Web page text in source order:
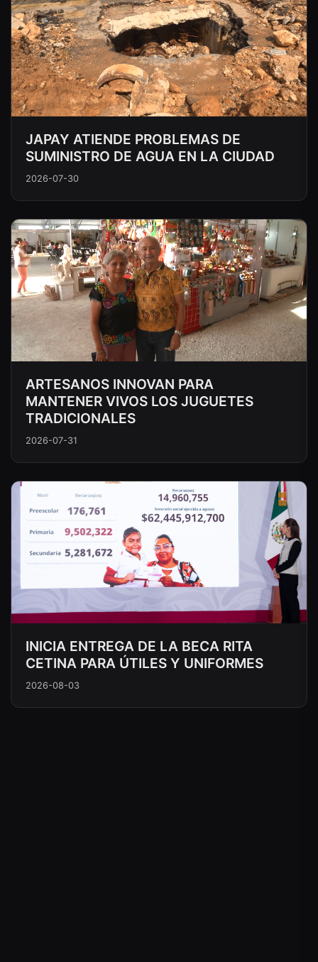
JAPAY ATIENDE PROBLEMAS DE
SUMINISTRO DE AGUA EN LA CIUDAD
2026-07-30
ARTESANOS INNOVAN PARA
MANTENER VIVOS LOS JUGUETES
TRADICIONALES
2026-07-31
INICIA ENTREGA DE LA BECA RITA
CETINA PARA ÚTILES Y UNIFORMES
2026-08-03